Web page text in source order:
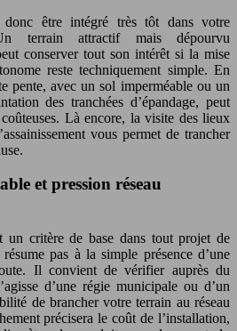
être intégré très tôt dans votre
terrain attractif mais dépourvu
conserver tout son intérêt si la mise
reste techniquement simple. En
pente, avec un sol imperméable ou un
des tranchées d’épandage, peut
Là encore, la visite des lieux
vous permet de trancher
et pression réseau
un critère de base dans tout projet de
pas à la simple présence d’une
Il convient de vérifier auprès du
d’une régie municipale ou d’un
de brancher votre terrain au réseau
précisera le coût de l’installation,